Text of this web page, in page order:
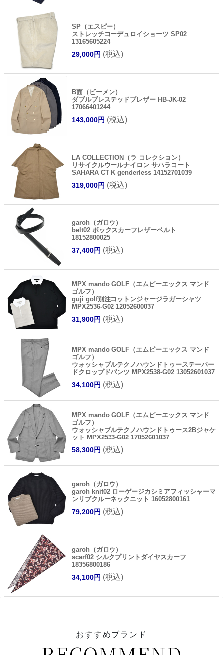
SP（エスピー）
ストレッチコーデュロイショーツ SP02
13165605224
29,000円 (税込)
B面（ビーメン）
ダブルブレステッドブレザー HB-JK-02
17066401244
143,000円 (税込)
LA COLLECTION（ラ コレクション）
リサイクルウールナイロン サハラコート
SAHARA CT K genderless 14152701039
319,000円 (税込)
garoh（ガロウ）
belt02 ボックスカーフレザーベルト
18152800025
37,400円 (税込)
MPX mando GOLF（エムピーエックス マンド
ゴルフ）
guji golf別注コットンジャージラガーシャツ
MPX2536-G02 12052600037
31,900円 (税込)
MPX mando GOLF（エムピーエックス マンド
ゴルフ）
ウォッシャブルテクノハウンドトゥーステーパー
ドクロップドパンツ MPX2538-G02 13052601037
34,100円 (税込)
MPX mando GOLF（エムピーエックス マンド
ゴルフ）
ウォッシャブルテクノハウンドトゥース2Bジャケ
ット MPX2533-G02 17052601037
58,300円 (税込)
garoh（ガロウ）
garoh knit02 ローゲージカシミアフィッシャーマ
ンリブクルーネックニット 16052800161
79,200円 (税込)
garoh（ガロウ）
scarf02 シルクプリントダイヤスカーフ
18356800186
34,100円 (税込)
おすすめブランド